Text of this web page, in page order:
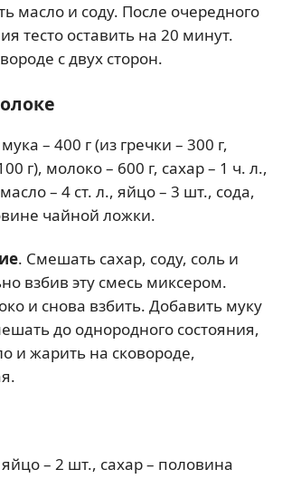
масло и соду. После очередного
тесто оставить на 20 минут.
с двух сторон.
– 400 г (из гречки – 300 г,
г), молоко – 600 г, сахар – 1 ч. л.,
– 4 ст. л., яйцо – 3 шт., сода,
чайной ложки.
. Смешать сахар, соду, соль и
взбив эту смесь миксером.
и снова взбить. Добавить муку
до однородного состояния,
и жарить на сковороде,
– 2 шт., сахар – половина